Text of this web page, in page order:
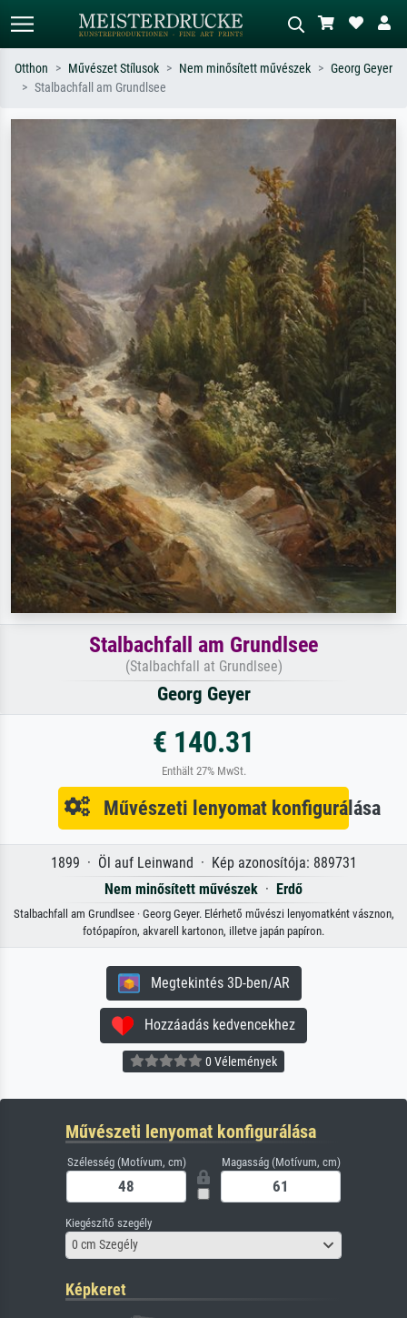
szerint – pl. Monet, Csillagos éj,
impresszionizmus, Hokusai-hullám,
Írja le a jelenetet – pl. zöld rét, sok
egy fa mellett.
Otthon Művészet Stílusok Nem minősített művészek
Georg Geyer
Stalbachfall am Grundlsee
Stalbachfall am Grundlsee
(Stalbachfall at Grundlsee)
Georg Geyer
€ 140.31
Enthält 27% MwSt.
Művészeti lenyomat konfigurálása
1899 · Öl auf Leinwand · Kép azonosítója: 889731
Nem minősített művészek · Erdő
Stalbachfall am Grundlsee · Georg Geyer. Elérhető művészi lenyomatként vásznon,
fotópapíron, akvarell kartonon, illetve japán papíron.
Megtekintés 3D-ben/AR
Hozzáadás kedvencekhez
0 Vélemények
Művészeti lenyomat konfigurálása
Szélesség (Motívum, cm) Magasság (Motívum, cm)
Kiegészítő szegély
0 cm Szegély
Képkeret